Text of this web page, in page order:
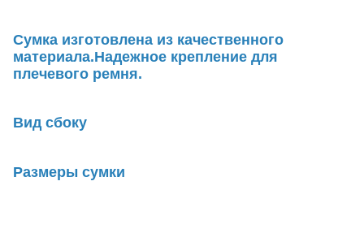
Сумка изготовлена из качественного
материала.Надежное крепление для
плечевого ремня.
Вид сбоку
Размеры сумки